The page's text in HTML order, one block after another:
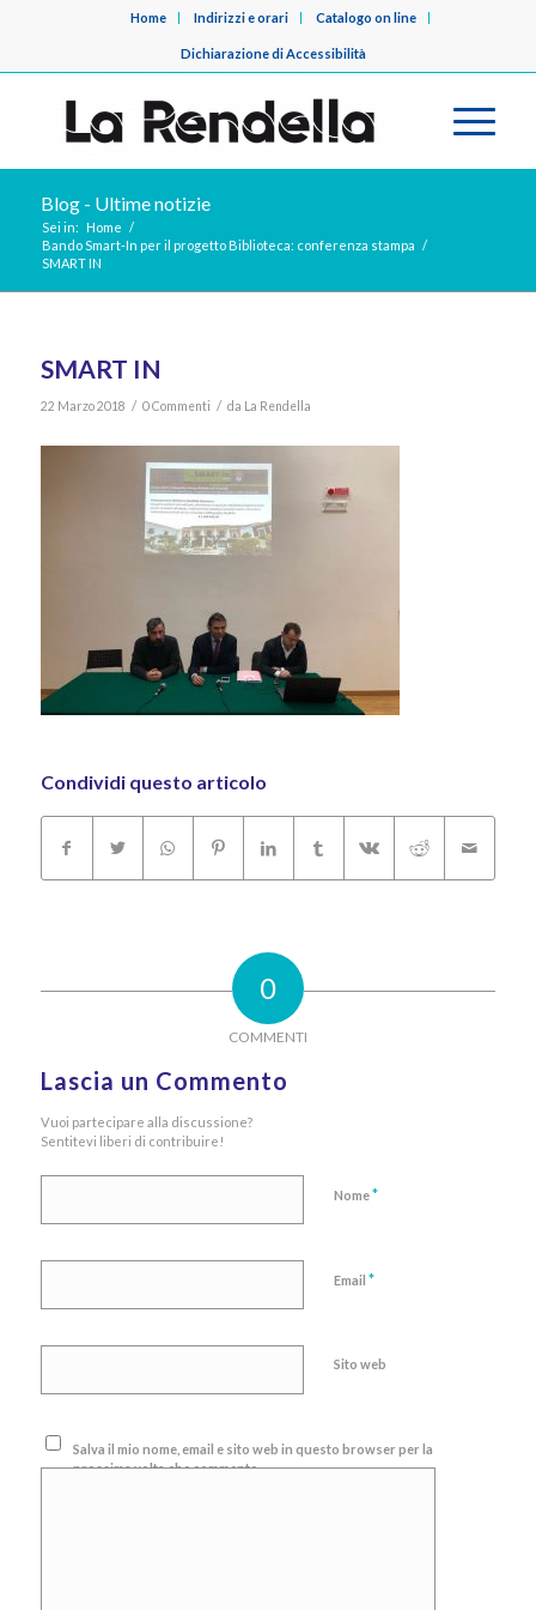
Home Indirizzi e orari Catalogo on line
Dichiarazione di Accessibilità
Blog - Ultime notizie
Sei in: Home /
Bando Smart-In per il progetto Biblioteca: conferenza stampa /
SMART IN
SMART IN
22 Marzo 2018 / 0 Commenti / da La Rendella
Condividi questo articolo
0
COMMENTI
Lascia un Commento
Vuoi partecipare alla discussione?
Sentitevi liberi di contribuire!
Nome*
Email *
Sito web
Salva il mio nome, email e sito web in questo browser per la
prossima volta che commento.